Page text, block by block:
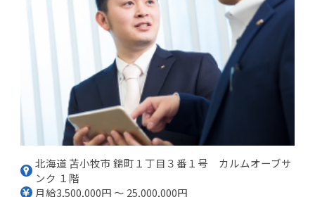
北海道 苫小牧市 錦町１丁目３番１号 カルムオーブサ
ンク １階
月給3,500,000円 ～ 25,000,000円